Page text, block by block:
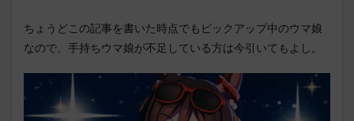
ちょうどこの記事を書いた時点でもピックアップ中のウマ娘
なので、手持ちウマ娘が不足している方は今引いてもよし。